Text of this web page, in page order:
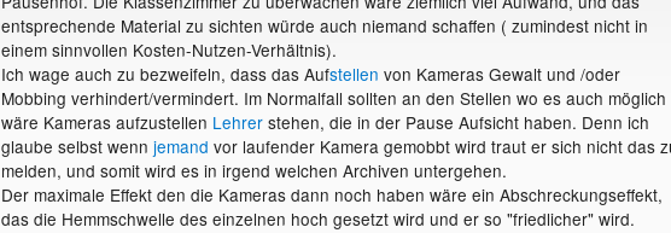
entsprechende Material zu sichten würde auch niemand schaffen ( zumindest nicht in
einem sinnvollen Kosten-Nutzen-Verhältnis).
Ich wage auch zu bezweifeln, dass das Aufstellen von Kameras Gewalt und /oder
Mobbing verhindert/vermindert. Im Normalfall sollten an den Stellen wo es auch möglich
wäre Kameras aufzustellen Lehrerstehen, die in der Pause Aufsicht haben. Denn ich
glaube selbst wenn jemand vor laufender Kamera gemobbt wird traut er sich nicht das
melden, und somit wird es in irgend welchen Archiven untergehen.
Der maximale Effekt den die Kameras dann noch haben wäre ein Abschreckungseffekt,
das die Hemmschwelle des einzelnen hoch gesetzt wird und er so "friedlicher" wird.